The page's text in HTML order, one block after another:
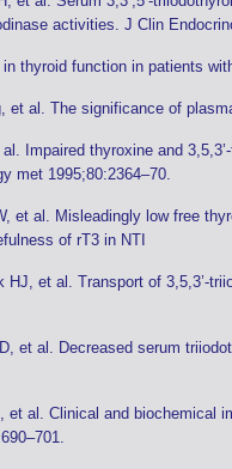
activities. J Clin
thyroid function in patients
et al. The significance of
Impaired thyroxine and
met 1995;80:2364–70.
et al. Misleadingly low free
of rT3 in NTI
HJ, et al. Transport of 3,5,3’-
et al. Decreased serum
et al. Clinical and biochemical